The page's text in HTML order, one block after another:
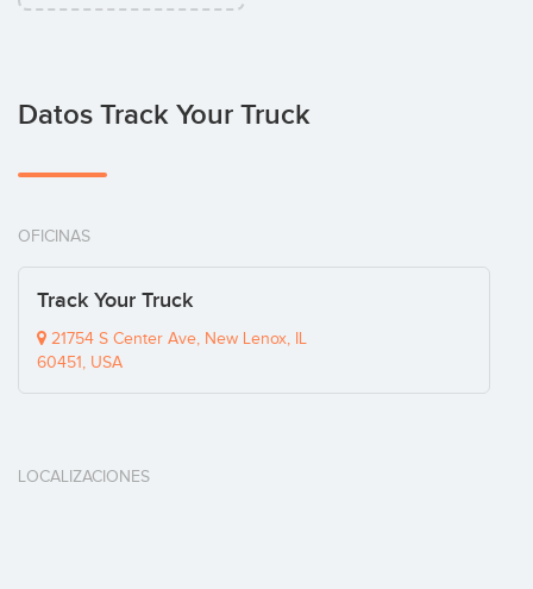
Datos Track Your Truck
OFICINAS
Track Your Truck
21754 S Center Ave, New Lenox, IL
60451, USA
LOCALIZACIONES